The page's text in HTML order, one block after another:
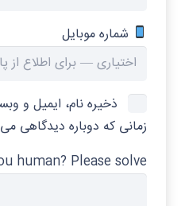
شماره موبایل
ذخیره نام، ایمیل و
زمانی که دوباره دیدگاهی
human? Please solve: